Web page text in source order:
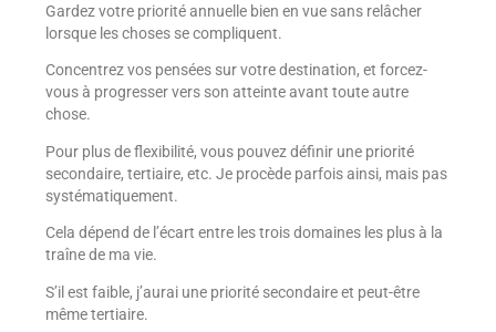
Gardez votre priorité annuelle bien en vue sans relâcher
lorsque les choses se compliquent.
Concentrez vos pensées sur votre destination, et forcez-
vous à progresser vers son atteinte avant toute autre
chose.
Pour plus de flexibilité, vous pouvez définir une priorité
secondaire, tertiaire, etc. Je procède parfois ainsi, mais pas
systématiquement.
Cela dépend de l’écart entre les trois domaines les plus à la
traîne de ma vie.
S’il est faible, j’aurai une priorité secondaire et peut-être
même tertiaire.